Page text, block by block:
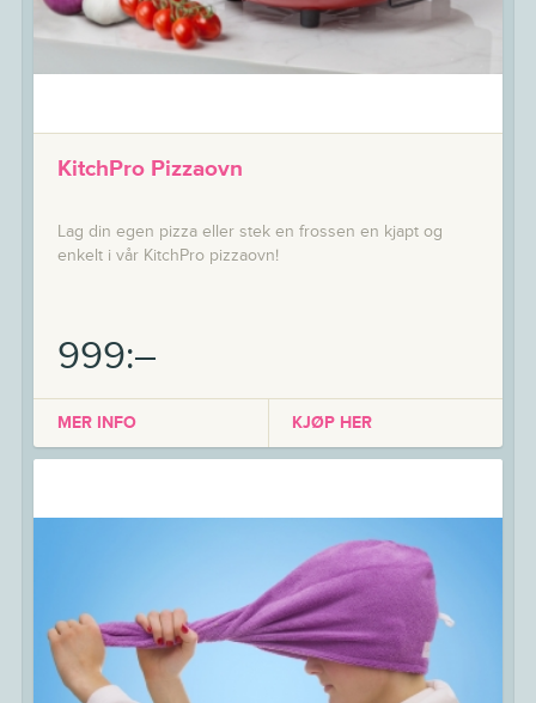
KitchPro Pizzaovn
Lag din egen pizza eller stek en frossen en kjapt og
enkelt i vår KitchPro pizzaovn!
999:–
MER INFO KJØP HER